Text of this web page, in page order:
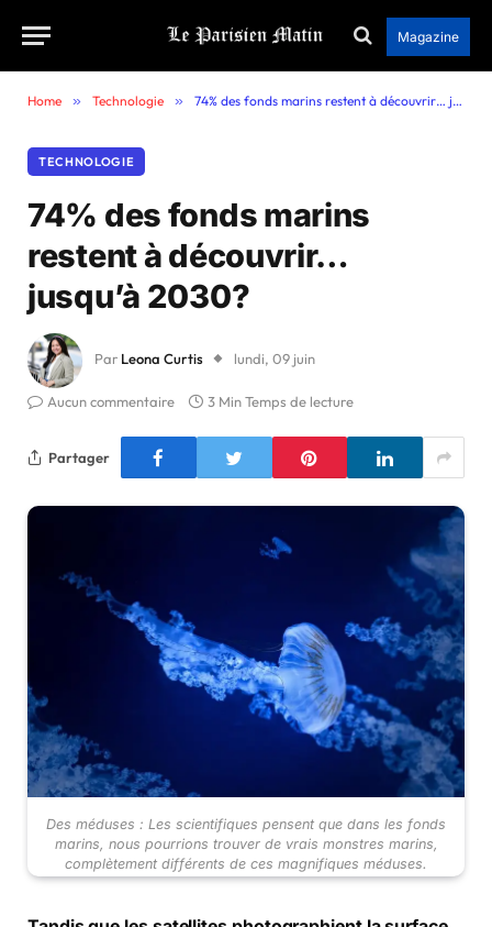
Magazine
Home » Technologie » 74% des fonds marins restent à découvrir… jusqu’à 2030?
TECHNOLOGIE
74% des fonds marins
restent à découvrir…
jusqu’à 2030?
Par Leona Curtis lundi, 09 juin
Aucun commentaire 3 Min Temps de lecture
Partager
Des méduses : Les scientifiques pensent que dans les fonds
marins, nous pourrions trouver de vrais monstres marins,
complètement différents de ces magnifiques méduses.